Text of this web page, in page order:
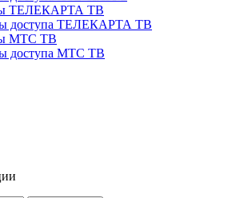
ТЕЛЕКАРТА ТВ
доступа ТЕЛЕКАРТА ТВ
МТС ТВ
доступа МТС ТВ